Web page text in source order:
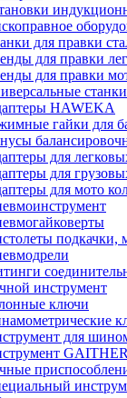
для правки
для правки
для правки
HAWEKA
гайки для
для
для
для мото
подкачки,
инструмент
ключи
для